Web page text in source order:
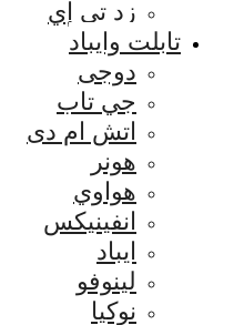
زد تي إي
تابلت وايباد
دوجى
جي تاب
اتش ام دى
هونر
هواوي
انفينيكس
ايباد
لينوفو
نوكيا